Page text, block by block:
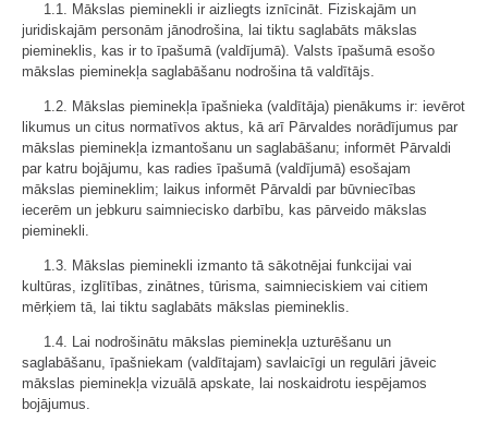
1.1. Mākslas pieminekli ir aizliegts iznīcināt. Fiziskajām un
juridiskajām personām jānodrošina, lai tiktu saglabāts mākslas
piemineklis, kas ir to īpašumā (valdījumā). Valsts īpašumā esošo
mākslas pieminekļa saglabāšanu nodrošina tā valdītājs.
1.2. Mākslas pieminekļa īpašnieka (valdītāja) pienākums ir: ievērot
likumus un citus normatīvos aktus, kā arī Pārvaldes norādījumus par
mākslas pieminekļa izmantošanu un saglabāšanu; informēt Pārvaldi
par katru bojājumu, kas radies īpašumā (valdījumā) esošajam
mākslas piemineklim; laikus informēt Pārvaldi par būvniecības
iecerēm un jebkuru saimniecisko darbību, kas pārveido mākslas
pieminekli.
1.3. Mākslas pieminekli izmanto tā sākotnējai funkcijai vai
kultūras, izglītības, zinātnes, tūrisma, saimnieciskiem vai citiem
mērķiem tā, lai tiktu saglabāts mākslas piemineklis.
1.4. Lai nodrošinātu mākslas pieminekļa uzturēšanu un
saglabāšanu, īpašniekam (valdītajam) savlaicīgi un regulāri jāveic
mākslas pieminekļa vizuālā apskate, lai noskaidrotu iespējamos
bojājumus.